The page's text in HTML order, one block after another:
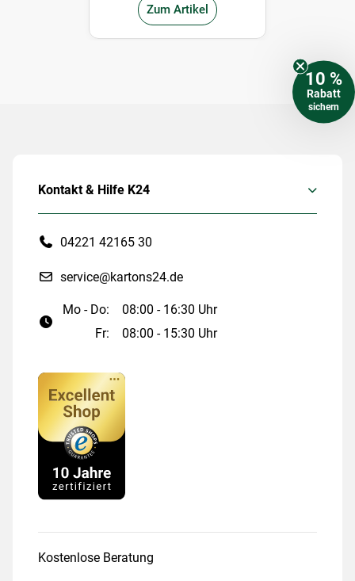
Zum Artikel
Kontakt & Hilfe K24
04221 42165 30
service@kartons24.de
Mo - Do:
08:00 - 16:30 Uhr
Fr:
08:00 - 15:30 Uhr
Kostenlose Beratung
10 %
Rabatt
sichern